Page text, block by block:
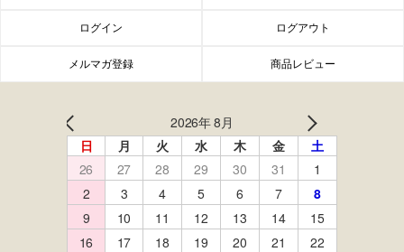
FACEBOOK twitter instagram LINE
ログイン ログアウト
メルマガ登録 商品レビュー